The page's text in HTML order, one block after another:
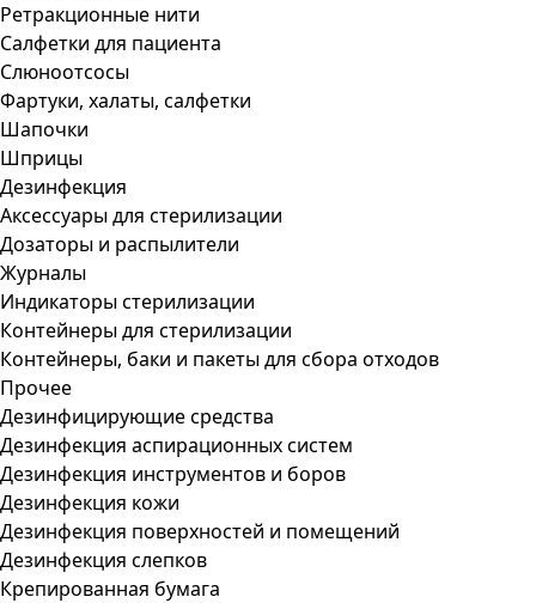
Ретракционные нити
Салфетки для пациента
Слюноотсосы
Фартуки, халаты, салфетки
Шапочки
Шприцы
Дезинфекция
Аксессуары для стерилизации
Дозаторы и распылители
Журналы
Индикаторы стерилизации
Контейнеры для стерилизации
Контейнеры, баки и пакеты для сбора отходов
Прочее
Дезинфицирующие средства
Дезинфекция аспирационных систем
Дезинфекция инструментов и боров
Дезинфекция кожи
Дезинфекция поверхностей и помещений
Дезинфекция слепков
Крепированная бумага